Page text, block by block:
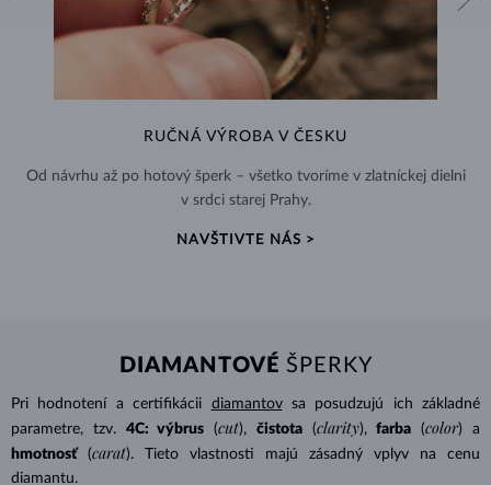
RUČNÁ VÝROBA V ČESKU
Od návrhu až po hotový šperk – všetko tvoríme v zlatníckej dielni
v srdci starej Prahy.
NAVŠTIVTE NÁS >
DIAMANTOVÉ ŠPERKY
Pri hodnotení a certifikácii diamantovsa posudzujú ich základné
parametre, tzv.
4C: výbrus (cut), čistota (clarity), farba (color) a
hmotnosť
(carat). Tieto vlastnosti majú zásadný vplyv na cenu
diamantu.